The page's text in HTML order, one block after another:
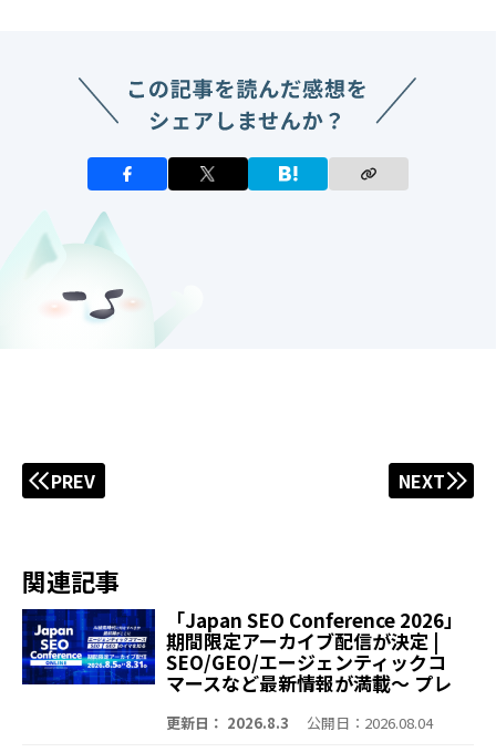
PREV NEXT
関連記事
「Japan SEO Conference 2026」
期間限定アーカイブ配信が決定 |
SEO/GEO/エージェンティックコ
マースなど最新情報が満載～ プレ
公開 エージェンティックコマー
更新日： 2026.8.3 公開日：2026.08.04